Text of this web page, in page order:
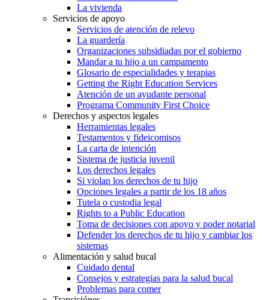
La vivienda
Servicios de apoyo
Servicios de atención de relevo
La guardería
Organizaciones subsidiadas por el gobierno
Mandar a tu hijo a un campamento
Glosario de especialidades y terapias
Getting the Right Education Services
Atención de un ayudante personal
Programa Community First Choice
Derechos y aspectos legales
Herramientas legales
Testamentos y fideicomisos
La carta de intención
Sistema de justicia juvenil
Los derechos legales
Si violan los derechos de tu hijo
Opciones legales a partir de los 18 años
Tutela o custodia legal
Rights to a Public Education
Toma de decisiones con apoyo y poder notarial
Defender los derechos de tu hijo y cambiar los
sistemas
Alimentación y salud bucal
Cuidado dental
Consejos y estrategias para la salud bucal
Problemas para comer